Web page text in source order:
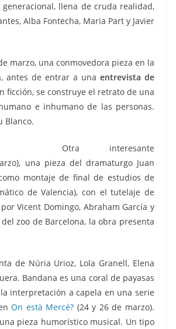
llena de cruda realidad,
Alba Fontecha, Maria Part y Javier
marzo, una conmovedora pieza en la
antes de entrar a una entrevista de
ficción, se construye el retrato de una
e inhumano de las personas.
Blanco.
Otra interesante
una pieza del dramaturgo Juan
montaje de final de estudios de
de Valencia), con el tutelaje de
Vicent Domingo, Abraham García y
zoo de Barcelona, la obra presenta
de Núria Urioz, Lola Granell, Elena
Bandana es una coral de payasas
interpretación a capela en una serie
On està Mercé? (24 y 26 de marzo).
pieza humorístico musical. Un tipo